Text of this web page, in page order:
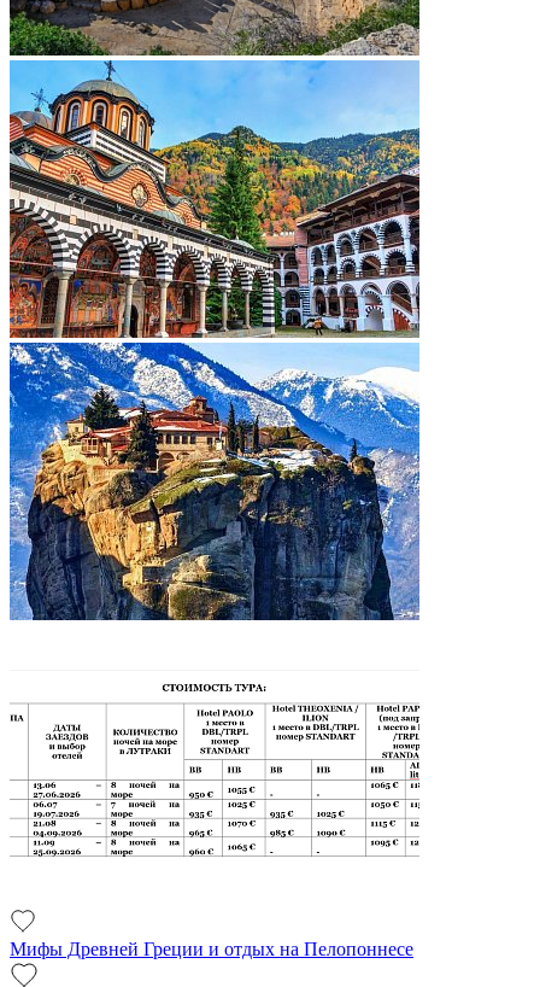
Мифы Древней Греции и отдых на Пелопоннесе